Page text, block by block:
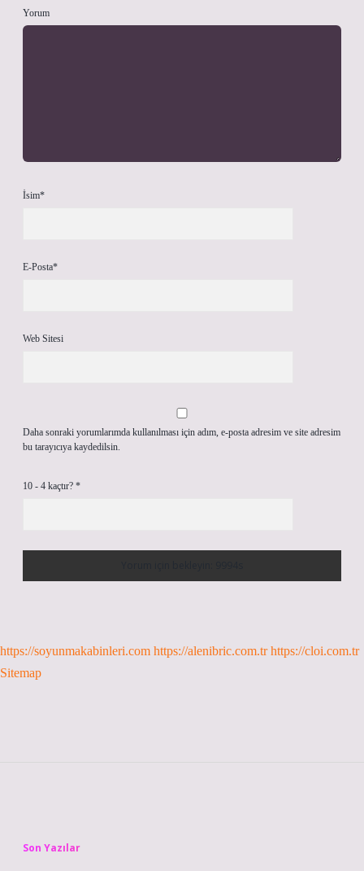
Yorum
İsim*
E-Posta*
Web Sitesi
Daha sonraki yorumlarımda kullanılması için adım, e-posta adresim ve site adresim
bu tarayıcıya kaydedilsin.
10 - 4 kaçtır? *
https://soyunmakabinleri.com https://alenibric.com.tr https://cloi.com.tr
Sitemap
Son Yazılar